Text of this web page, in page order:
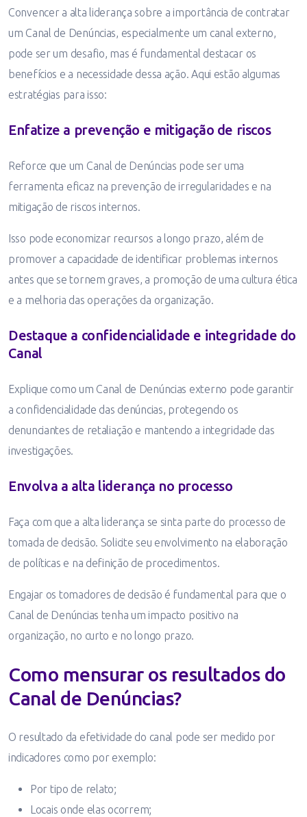
Convencer a alta liderança sobre a importância de contratar
um Canal de Denúncias, especialmente um canal externo,
pode ser um desafio, mas é fundamental destacar os
benefícios e a necessidade dessa ação. Aqui estão algumas
estratégias para isso:
Enfatize a prevenção e mitigação de riscos
Reforce que um Canal de Denúncias pode ser uma
ferramenta eficaz na prevenção de irregularidades e na
mitigação de riscos internos.
Isso pode economizar recursos a longo prazo, além de
promover a capacidade de identificar problemas internos
antes que se tornem graves, a promoção de uma cultura ética
e a melhoria das operações da organização.
Destaque a confidencialidade e integridade do
Canal
Explique como um Canal de Denúncias externo pode garantir
a confidencialidade das denúncias, protegendo os
denunciantes de retaliação e mantendo a integridade das
investigações.
Envolva a alta liderança no processo
Faça com que a alta liderança se sinta parte do processo de
tomada de decisão. Solicite seu envolvimento na elaboração
de políticas e na definição de procedimentos.
Engajar os tomadores de decisão é fundamental para que o
Canal de Denúncias tenha um impacto positivo na
organização, no curto e no longo prazo.
Como mensurar os resultados do
Canal de Denúncias?
O resultado da efetividade do canal pode ser medido por
indicadores como por exemplo:
Por tipo de relato;
Locais onde elas ocorrem;